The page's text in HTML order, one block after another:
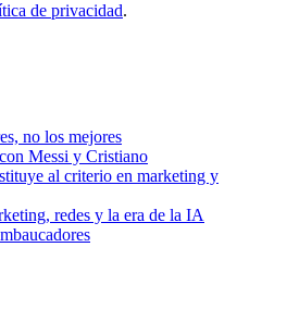
de privacidad.
no los mejores
Messi y Cristiano
al criterio en marketing y
redes y la era de la IA